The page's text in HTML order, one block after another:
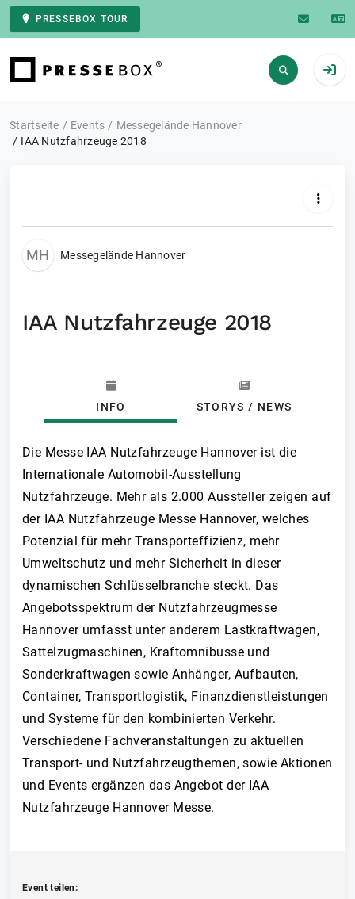
PRESSEBOX TOUR
Zur Startseite
Startseite Events
Messegelände Hannover
IAA Nutzfahrzeuge 2018
MH Messegelände Hannover
IAA Nutzfahrzeuge 2018
INFO STORYS / NEWS
Die Messe IAA Nutzfahrzeuge Hannover ist die
Internationale Automobil-Ausstellung
Nutzfahrzeuge. Mehr als 2.000 Aussteller zeigen auf
der IAA Nutzfahrzeuge Messe Hannover, welches
Potenzial für mehr Transporteffizienz, mehr
Umweltschutz und mehr Sicherheit in dieser
dynamischen Schlüsselbranche steckt. Das
Angebotsspektrum der Nutzfahrzeugmesse
Hannover umfasst unter anderem Lastkraftwagen,
Sattelzugmaschinen, Kraftomnibusse und
Sonderkraftwagen sowie Anhänger, Aufbauten,
Container, Transportlogistik, Finanzdienstleistungen
und Systeme für den kombinierten Verkehr.
Verschiedene Fachveranstaltungen zu aktuellen
Transport- und Nutzfahrzeugthemen, sowie Aktionen
und Events ergänzen das Angebot der IAA
Nutzfahrzeuge Hannover Messe.
Event teilen: